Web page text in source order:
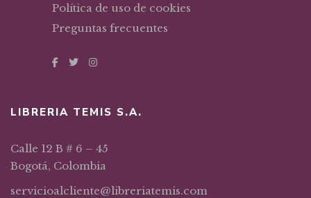
Política de uso de cookies
Preguntas frecuentes
LIBRERIA TEMIS S.A.
Calle 12 B # 6 – 45
Bogotá, Colombia
servicioalcliente@libreriatemis.com